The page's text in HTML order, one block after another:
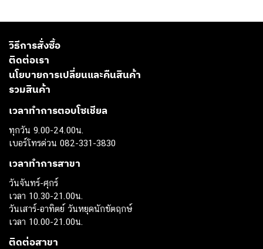
วิธีการสั่งซื้อ
ติดต่อเรา
นโยบายการเปลี่ยนและคืนสินค้า
รวมสินค้า
เวลาทำการตอบโซเชียล
ทุกวัน 9.00-24.00น.
เบอร์โทรด่วน 082-331-3830
เวลาทำการสาขา
วันจันทร์-ศุกร์
เวลา 10.30-21.00น.
วันเสาร์-อาทิตย์ วันหยุดนักขัตฤกษ์
เวลา 10.00-21.00น.
ติดต่อสาขา